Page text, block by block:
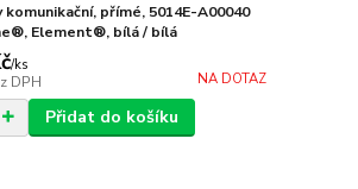
komunikační, přímé, 5014E-A00040
Element®, bílá / bílá
/ks
DPH NA DOTAZ
Přidat do košíku